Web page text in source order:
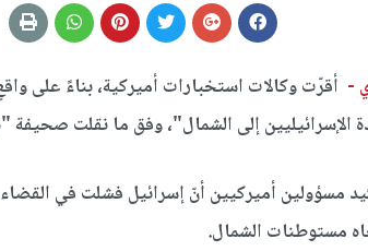
- أقرّت وكالات استخبارات أميركية، بناءً على
إلى الشمال"، وفق ما نقلت صحيفة
مسؤولين أميركيين أنّ إسرائيل فشلت في
مستوطنات الشمال.